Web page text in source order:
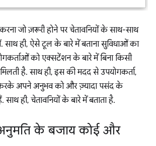
जो ज़रूरी होने पर चेतावनियों के साथ-साथ
साथ ही, ऐसे टूल के बारे में बताना सुविधाओं का
को एक्सटेंशन के बारे में बिना किसी
है. साथ ही, इस की मदद से उपयोगकर्ता,
अपने अनुभव को और ज़्यादा पसंद के
ही, चेतावनियों के बारे में बताता है.
के बजाय कोई और